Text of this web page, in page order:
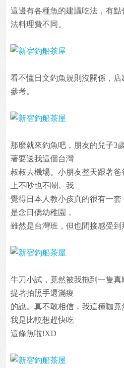
這邊有各種魚的建議吃法，有
法料理費不同。
看不懂日文釣魚規則沒關係，
參考。
那麼就來釣魚吧，朋友的兒子3
著要送我這個台灣
叔叔去機場。小朋友整天跟著
上不吵也不鬧。我
覺得日本人教小孩真的很有一
是念日僑幼稚園，
雖然是台灣班，但也間接感受到
牛刀小試，竟然被我拖到一隻
提著拍照手還滿痠
的說。真不敢相信，我這種咖
我是比較想趕快吃
這條魚啦!XD